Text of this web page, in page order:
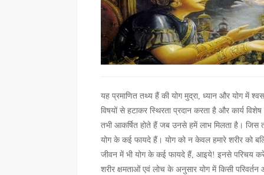
यह प्रमाणित तथ्य हैं की योग मुद्रा, ध्यान और योग में
विषयों से हटाकर स्थिरता प्रदान करता है और कार्य
तभी आकर्षित होते हैं जब उनसे हमें लाभ मिलता है। जिस
योग के कई फायदे हैं। योग को न केवल हमारे शरीर को
जीवन में भी योग के कई फायदे हैं, आइये! इनसे परिचय
शरीर क्षमताओं एवं लोच के अनुसार योग में किसी